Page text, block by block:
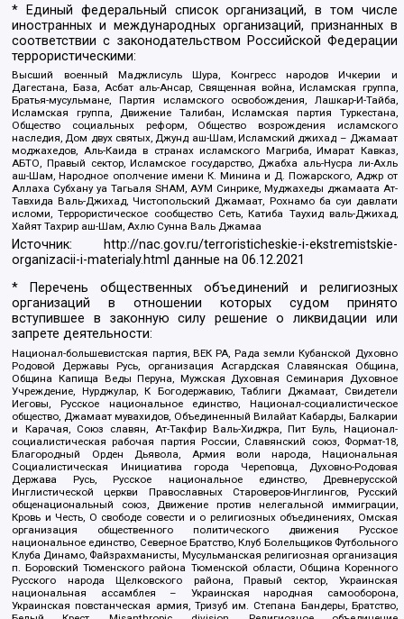
* Единый федеральный список организаций, в том числе
иностранных и международных организаций, признанных в
соответствии с законодательством Российской Федерации
террористическими:
Высший военный Маджлисуль Шура, Конгресс народов Ичкерии и
Дагестана, База, Асбат аль-Ансар, Священная война, Исламская группа,
Братья-мусульмане, Партия исламского освобождения, Лашкар-И-Тайба,
Исламская группа, Движение Талибан, Исламская партия Туркестана,
Общество социальных реформ, Общество возрождения исламского
наследия, Дом двух святых, Джунд аш-Шам, Исламский джихад – Джамаат
моджахедов, Аль-Каида в странах исламского Магриба, Имарат Кавказ,
АБТО, Правый сектор, Исламское государство, Джабха аль-Нусра ли-Ахль
аш-Шам, Народное ополчение имени К. Минина и Д. Пожарского, Аджр от
Аллаха Субхану уа Тагьаля SHAM, АУМ Синрике, Муджахеды джамаата Ат-
Тавхида Валь-Джихад, Чистопольский Джамаат, Рохнамо ба суи давлати
исломи, Террористическое сообщество Сеть, Катиба Таухид валь-Джихад,
Хайят Тахрир аш-Шам, Ахлю Сунна Валь Джамаа
Источник:
http://nac.gov.ru/terroristicheskie-i-ekstremistskie-
organizacii-i-materialy.html данные на06.12.2021
* Перечень общественных объединений и религиозных
организаций в отношении которых судом принято
вступившее в законную силу решение о ликвидации или
запрете деятельности:
Национал-большевистская партия, ВЕК РА, Рада земли Кубанской Духовно
Родовой Державы Русь, организация Асгардская Славянская Община,
Община Капища Веды Перуна, Мужская Духовная Семинария Духовное
Учреждение, Нурджулар, К Богодержавию, Таблиги Джамаат, Свидетели
Иеговы, Русское национальное единство, Национал-социалистическое
общество, Джамаат мувахидов, Объединенный Вилайат Кабарды, Балкарии
и Карачая, Союз славян, Ат-Такфир Валь-Хиджра, Пит Буль, Национал-
социалистическая рабочая партия России, Славянский союз, Формат-18,
Благородный Орден Дьявола, Армия воли народа, Национальная
Социалистическая Инициатива города Череповца, Духовно-Родовая
Держава Русь, Русское национальное единство, Древнерусской
Инглистической церкви Православных Староверов-Инглингов, Русский
общенациональный союз, Движение против нелегальной иммиграции,
Кровь и Честь, О свободе совести и о религиозных объединениях, Омская
организация общественного политического движения Русское
национальное единство, Северное Братство, Клуб Болельщиков Футбольного
Клуба Динамо, Файзрахманисты, Мусульманская религиозная организация
п. Боровский Тюменского района Тюменской области, Община Коренного
Русского народа Щелковского района, Правый сектор, Украинская
национальная ассамблея – Украинская народная самооборона,
Украинская повстанческая армия, Тризуб им. Степана Бандеры, Братство,